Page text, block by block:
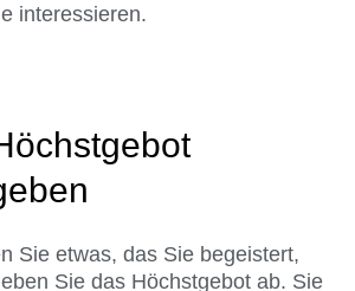
interessieren.
Sie etwas, das Sie begeistert,
Sie das Höchstgebot ab. Sie